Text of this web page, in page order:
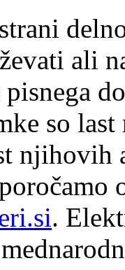
ali
so
njihovih
.